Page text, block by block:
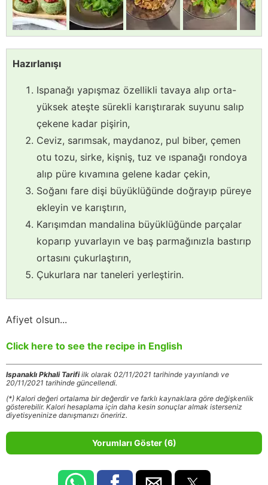
Hazırlanışı
Ispanağı yapışmaz özellikli tavaya alıp orta-
yüksek ateşte sürekli karıştırarak suyunu salıp
çekene kadar pişirin,
Ceviz, sarımsak, maydanoz, pul biber, çemen
otu tozu, sirke, kişniş, tuz ve ıspanağı rondoya
alıp püre kıvamına gelene kadar çekin,
Soğanı fare dişi büyüklüğünde doğrayıp püreye
ekleyin ve karıştırın,
Karışımdan mandalina büyüklüğünde parçalar
koparıp yuvarlayın ve baş parmağınızla bastırıp
ortasını çukurlaştırın,
Çukurlara nar taneleri yerleştirin.
Afiyet olsun...
Click here to see the recipe in English
Ispanaklı Pkhali Tarifiilk olarak 02/11/2021 tarihinde yayınlandı ve
20/11/2021 tarihinde güncellendi.
(*) Kalori değeri ortalama bir değerdir ve farklı kaynaklara göre değişkenlik
gösterebilir. Kalori hesaplama için daha kesin sonuçlar almak isterseniz
diyetisyeninize danışmanızı öneririz.
Yorumları Göster (6)